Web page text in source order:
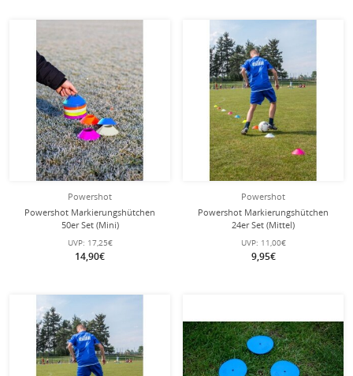
Powershot
Powershot Markierungshütchen
50er Set (Mini)
UVP: 17,25€
14,90€
Powershot
Powershot Markierungshütchen
24er Set (Mittel)
UVP: 11,00€
9,95€